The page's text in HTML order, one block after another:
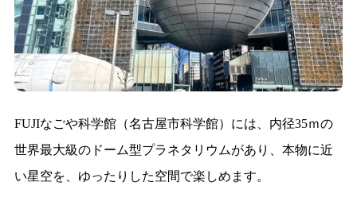
FUJIなごや科学館（名古屋市科学館）には、内径35ｍの
世界最大級のドーム型プラネタリウムがあり、本物に近
い星空を、ゆったりした空間で楽しめます。